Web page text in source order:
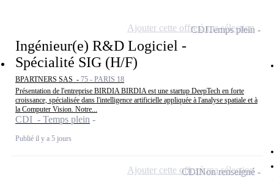
Ingénieur(e) R&D Logiciel -
Spécialité SIG (H/F)
BPARTNERS SAS - 75 - PARIS 18
Présentation de l'entreprise BIRDIA BIRDIA est une startup DeepTech en forte
croissance, spécialisée dans l'intelligence artificielle appliquée à l'analyse spatiale et à
la Computer Vision. Notre...
CDI - Temps plein
Publié il y a 5 jours
CDITemps plein
Ajouter cette offre à ma sélection
CDINon renseigné
Ajouter cette offre à ma sélection